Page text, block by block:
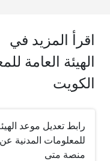
اقرأ المزيد في
الهيئة العامة
الكويت
رابط تعديل موعد
للمعلومات المدنية
منصة متى